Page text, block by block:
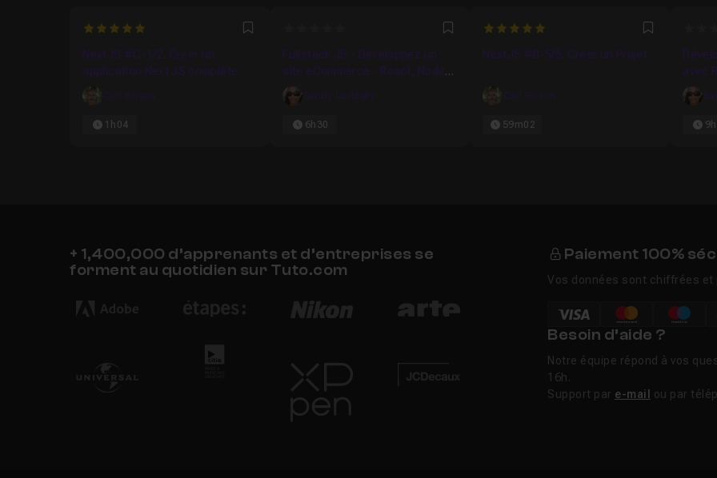
Leçon 19 Afficher les datas dans le formulaire 04m49
Leçon 20 12m42
5 Favori
NextJS #C-1/2. Créer un
application Next JS complète
Carl Brison
1h04
Favori
Fullstack JS - Développez un
site eCommerce - React, Node,
Express, MongoDB & Stripe
Sandy Ludosky
6h30
5 Favori
NextJS #B-5/5. Créer un Projet
Carl Brison
59m02
avec
+ 1,400,000 d’apprenants et d’entreprises se
forment au quotidien sur Tuto.com
Paiement 100%
Vos données sont chiffrées
Besoin d’aide ?
Notre équipe répond à vos
16h.
Support par e-mail ou par